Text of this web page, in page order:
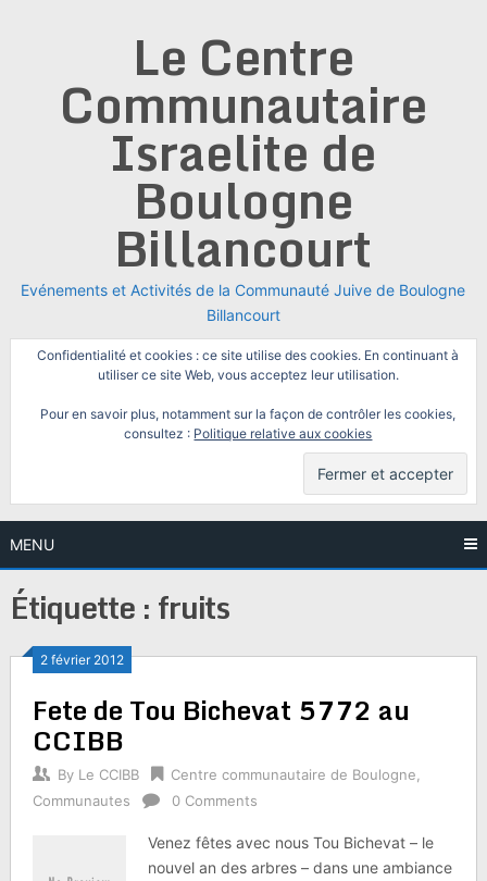
Le Centre
Communautaire
Israelite de
Boulogne
Billancourt
Evénements et Activités de la Communauté Juive de Boulogne
Billancourt
Confidentialité et cookies : ce site utilise des cookies. En continuant à
utiliser ce site Web, vous acceptez leur utilisation.
Pour en savoir plus, notamment sur la façon de contrôler les cookies,
consultez : Politique relative aux cookies
MENU
Étiquette :fruits
2 février 2012
Fete de Tou Bichevat 5772 au
CCIBB
By Le CCIBB Centre communautaire de Boulogne
Communautes
0 Comments
Venez fêtes avec nous Tou Bichevat – le
nouvel an des arbres – dans une ambiance